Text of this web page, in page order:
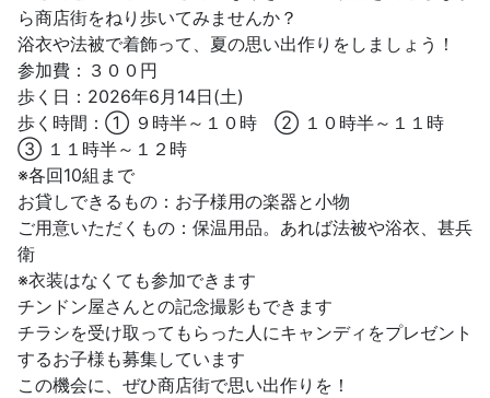
ら商店街をねり歩いてみませんか？
浴衣や法被で着飾って、夏の思い出作りをしましょう！
参加費：３００円
歩く日：2026年6月14日(土)
歩く時間：① ９時半～１０時 ② １０時半～１１時
③ １１時半～１２時
※各回10組まで
お貸しできるもの：お子様用の楽器と小物
ご用意いただくもの：保温用品。あれば法被や浴衣、甚兵
衛
※衣装はなくても参加できます
チンドン屋さんとの記念撮影もできます
チラシを受け取ってもらった人にキャンディをプレゼント
するお子様も募集しています
この機会に、ぜひ商店街で思い出作りを！